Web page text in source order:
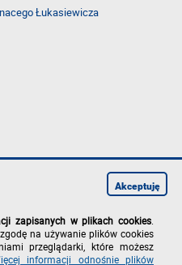
Łukasiewicza
zapisanych w plikach cookies
na używanie plików cookies
przeglądarki, które możesz
informacji odnośnie plików
Akceptuję